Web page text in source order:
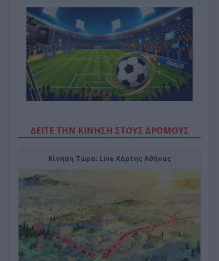
ΔΕΙΤΕ ΤΗΝ ΚΙΝΗΣΗ ΣΤΟΥΣ ΔΡΌΜΟΥΣ
Κίνηση Τώρα: Live Χάρτης Αθήνας